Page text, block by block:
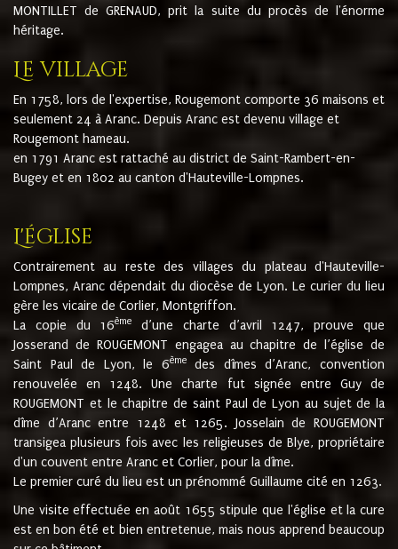
MONTILLET de GRENAUD, prit la suite du procès de l'énorme
héritage.
Le village
En 1758, lors de l'expertise, Rougemont comporte 36 maisons et
seulement 24 à Aranc. Depuis Aranc est devenu village et
Rougemont hameau.
en 1791 Aranc est rattaché au district de Saint-Rambert-en-
Bugey et en 1802 au canton d'Hauteville-Lompnes.
L'église
Contrairement au reste des villages du plateau d'Hauteville-
Lompnes, Aranc dépendait du diocèse de Lyon. Le curier du lieu
gère les vicaire de Corlier, Montgriffon.
La copie du 16ème
d’une charte d’avril 1247, prouve que
Josserand de ROUGEMONT engagea au chapitre de l’église de
Saint Paul de Lyon, le 6èmedes dîmes d’Aranc, convention
renouvelée en 1248. Une charte fut signée entre Guy de
ROUGEMONT et le chapitre de saint Paul de Lyon au sujet de la
dîme d’Aranc entre 1248 et 1265. Josselain de ROUGEMONT
transigea plusieurs fois avec les religieuses de Blye, propriétaire
d'un couvent entre Aranc et Corlier, pour la dîme.
Le premier curé du lieu est un prénommé Guillaume cité en 1263.
Une visite effectuée en août 1655 stipule que l'église et la cure
est en bon été et bien entretenue, mais nous apprend beaucoup